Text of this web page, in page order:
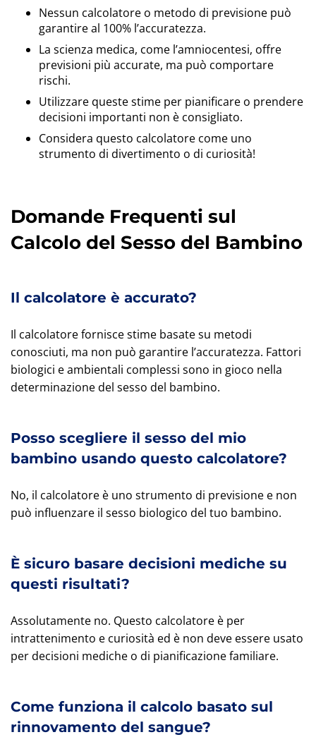
Nessun calcolatore o metodo di previsione può
garantire al 100% l’accuratezza.
La scienza medica, come l’amniocentesi, offre
previsioni più accurate, ma può comportare
rischi.
Utilizzare queste stime per pianificare o prendere
decisioni importanti non è consigliato.
Considera questo calcolatore come uno
strumento di divertimento o di curiosità!
Domande Frequenti sul
Calcolo del Sesso del Bambino
Il calcolatore è accurato?
Il calcolatore fornisce stime basate su metodi
conosciuti, ma non può garantire l’accuratezza. Fattori
biologici e ambientali complessi sono in gioco nella
determinazione del sesso del bambino.
Posso scegliere il sesso del mio
bambino usando questo calcolatore?
No, il calcolatore è uno strumento di previsione e non
può influenzare il sesso biologico del tuo bambino.
È sicuro basare decisioni mediche su
questi risultati?
Assolutamente no. Questo calcolatore è per
intrattenimento e curiosità ed è non deve essere usato
per decisioni mediche o di pianificazione familiare.
Come funziona il calcolo basato sul
rinnovamento del sangue?